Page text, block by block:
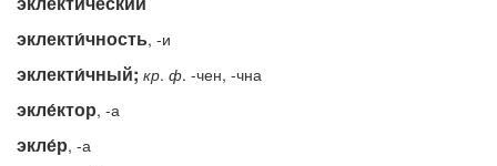
эклекти́чность, -и
эклекти́чный; кр. ф. -чен, -чна
экле́ктор, -а
экле́р, -а